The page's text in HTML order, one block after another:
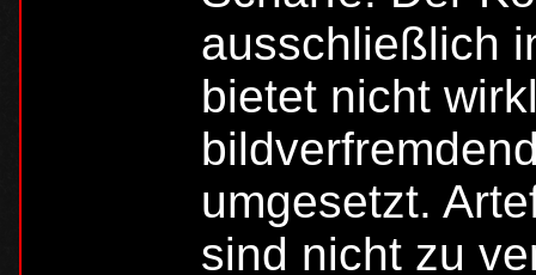
ausschließlich
bietet nicht
umgesetzt.
sind nicht zu